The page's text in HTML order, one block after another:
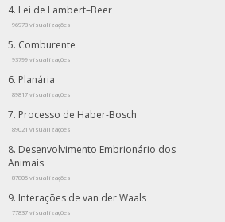
Lei de Lambert–Beer
96978 visualizações
Comburente
93799 visualizações
Planária
89817 visualizações
Processo de Haber-Bosch
89021 visualizações
Desenvolvimento Embrionário dos
Animais
87805 visualizações
Interações de van der Waals
77837 visualizações